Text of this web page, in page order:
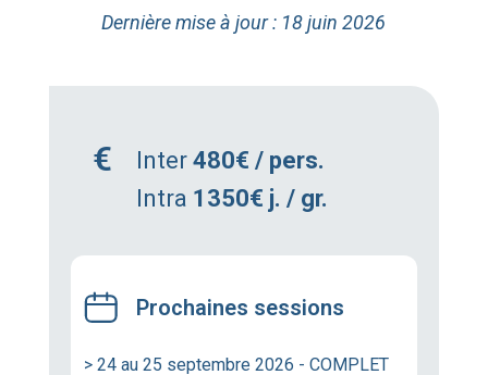
Dernière mise à jour : 18 juin 2026
Inter 480€ / pers.
Intra 1350€ j. / gr.
Prochaines sessions
> 24 au 25 septembre 2026 - COMPLET